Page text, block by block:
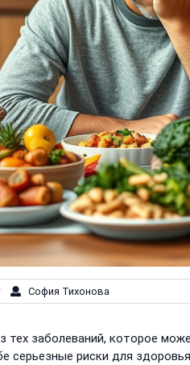
София Тихонова
тех заболеваний, которое
серьезные риски для